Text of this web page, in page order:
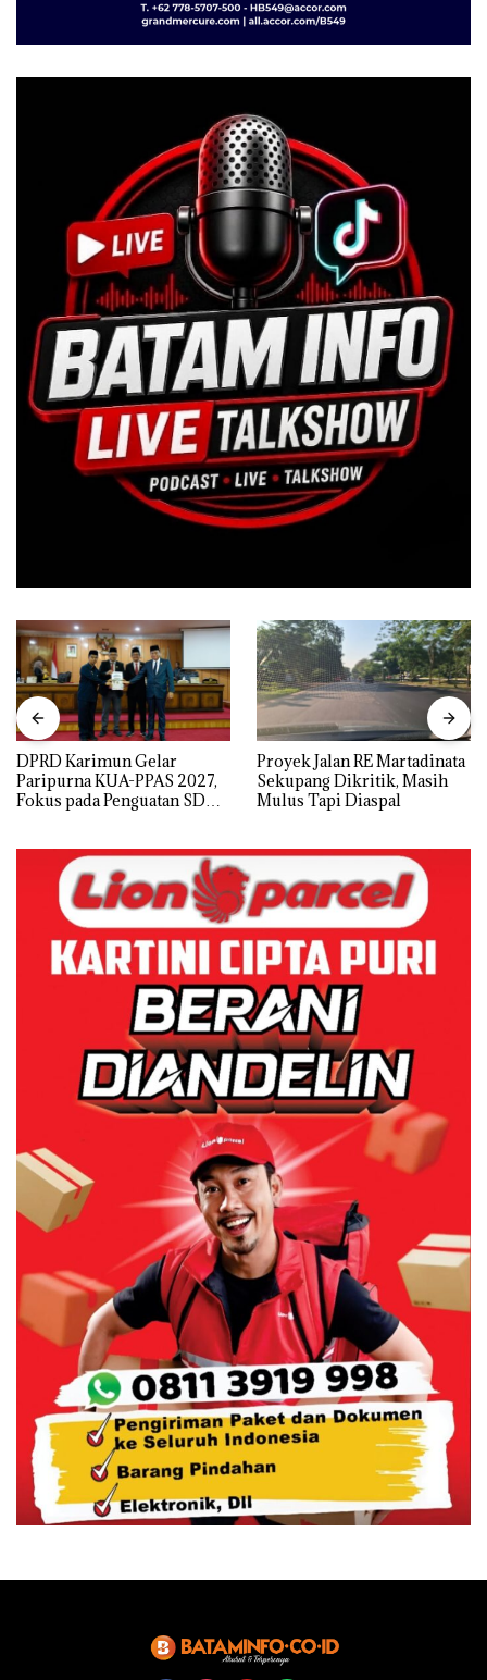
DPRD Karimun Gelar
Paripurna KUA-PPAS 2027,
Fokus pada Penguatan SDM,
Proyek Jalan RE Martadinata
Sekupang Dikritik, Masih
Mulus Tapi Diaspal